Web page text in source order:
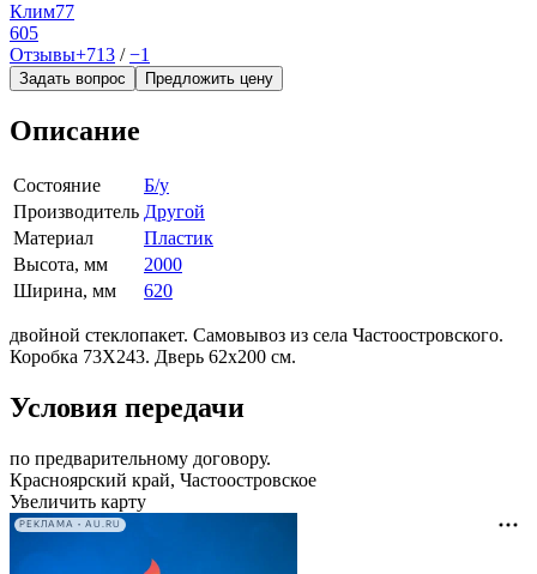
Клим77
605
Отзывы+713 /−1
Задать вопрос Предложить цену
Описание
Состояние
Б/у
Производитель Другой
Материал
Пластик
Высота, мм
2000
Ширина, мм
620
двойной стеклопакет. Самовывоз из села Частоостровского.
Коробка 73Х243. Дверь 62х200 см.
Условия передачи
по предварительному договору.
Красноярский край, Частоостровское
Увеличить карту
РЕКЛАМА • AU.RU